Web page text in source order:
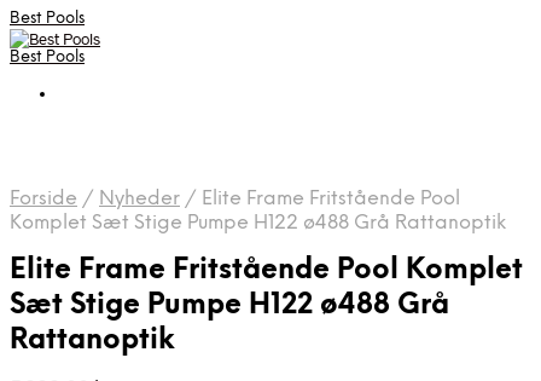
Best Pools
Best Pools
Forside / Nyheder / Elite Frame Fritstående Pool
Komplet Sæt Stige Pumpe H122 ø488 Grå Rattanoptik
Elite Frame Fritstående Pool Komplet
Sæt Stige Pumpe H122 ø488 Grå
Rattanoptik